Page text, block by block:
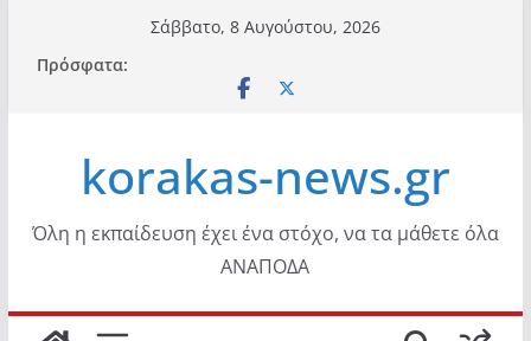
περιεχόμενο
Σάββατο, 8 Αυγούστου, 2026
Πρόσφατα:
korakas-news.gr
Όλη η εκπαίδευση έχει ένα στόχο, να τα μάθετε όλα
ΑΝΑΠΟΔΑ